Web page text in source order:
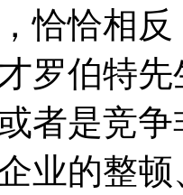
恰恰相
罗伯特
者是竞
业的整